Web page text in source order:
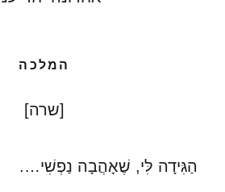
המלכה
[שרה]
הַגִּידָה לִּי, שֶׁאָהֲבָה נַפְשִׁי….